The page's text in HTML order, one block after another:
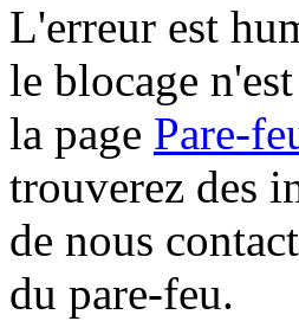
L'erreur est
le blocage
la page Pare-
trouverez des
de nous
du pare-feu.